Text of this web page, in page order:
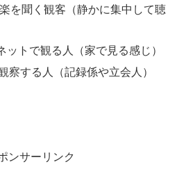
楽を聞く観客（静かに集中して聴
ットで観る人（家で見る感じ）
察する人（記録係や立会人）
ンサーリンク